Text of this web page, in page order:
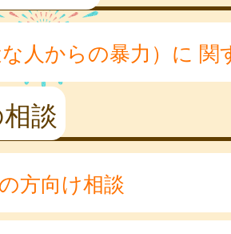
人からの暴力）に 関
談
方向け相談